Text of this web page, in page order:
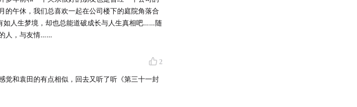
原声带》
的午休，我们总喜欢一起在公司楼下的庭院角落合
人生梦境，却也总能道破成长与人生真相吧……随
人，与友情……
2
觉和袁田的有点相似，回去又听了听《第三十一封